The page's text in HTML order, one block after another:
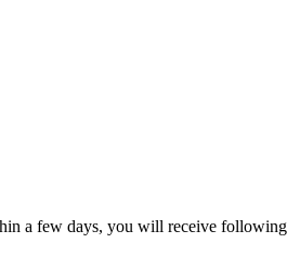
a few days, you will receive